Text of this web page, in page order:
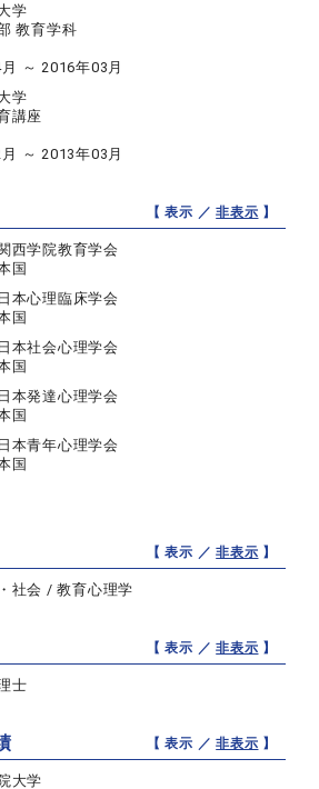
学
教育学科
～ 2016年03月
学
育講座
～ 2013年03月
【 表示 ／非表示 】
西学院教育学会
国
日本心理臨床学会
国
日本社会心理学会
国
日本発達心理学会
国
日本青年心理学会
国
【 表示 ／非表示 】
社会 / 教育心理学
【 表示 ／非表示 】
士
【 表示 ／非表示 】
大学